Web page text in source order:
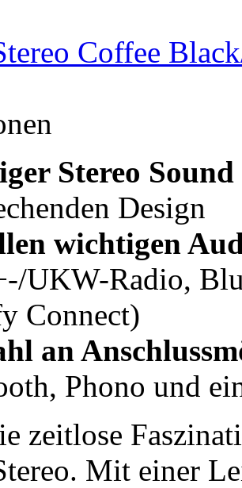
Coffee
Stereo Sound
Design
wichtigen
UKW-Radio,
Connect)
an
Phono und
zeitlose
Mit einer